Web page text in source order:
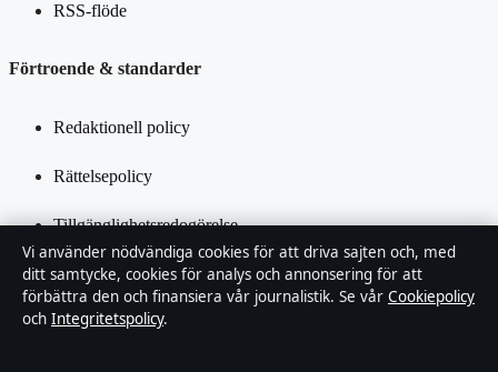
RSS-flöde
Förtroende & standarder
Redaktionell policy
Rättelsepolicy
Tillgänglighetsredogörelse
Integritetspolicy
Kändisar & integritet
Vi använder nödvändiga cookies för att driva sajten och, med
ditt samtycke, cookies för analys och annonsering för att
förbättra den och finansiera vår journalistik. Se vår Cookiepolicy
och Integritetspolicy.